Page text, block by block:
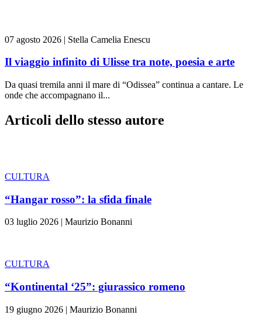
07 agosto 2026 | Stella Camelia Enescu
Il viaggio infinito di Ulisse tra note, poesia e arte
Da quasi tremila anni il mare di “Odissea” continua a cantare. Le
onde che accompagnano il...
Articoli dello stesso autore
CULTURA
“Hangar rosso”: la sfida finale
03 luglio 2026 | Maurizio Bonanni
CULTURA
“Kontinental ‘25”: giurassico romeno
19 giugno 2026 | Maurizio Bonanni